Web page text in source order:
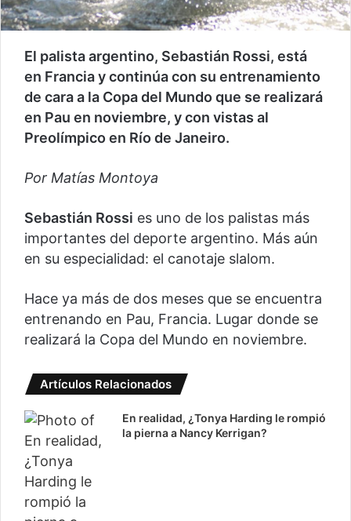
El palista argentino, Sebastián Rossi, está
en Francia y continúa con su entrenamiento
de cara a la Copa del Mundo que se realizará
en Pau en noviembre, y con vistas al
Preolímpico en Río de Janeiro.
Por Matías Montoya
Sebastián Rossi es uno de los palistas más
importantes del deporte argentino. Más aún
en su especialidad: el canotaje slalom.
Hace ya más de dos meses que se encuentra
entrenando en Pau, Francia. Lugar donde se
realizará la Copa del Mundo en noviembre.
Artículos Relacionados
En realidad, ¿Tonya Harding le rompió
la pierna a Nancy Kerrigan?